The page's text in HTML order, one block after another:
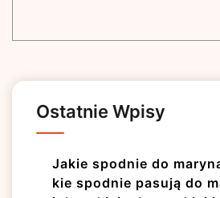
Ostatnie Wpisy
Jakie spodnie do
kie spodnie pasują do